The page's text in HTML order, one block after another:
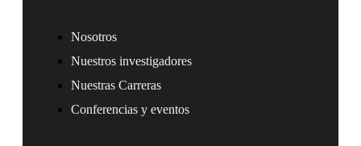
Nosotros
Nuestros investigadores
Nuestras Carreras
Conferencias y eventos